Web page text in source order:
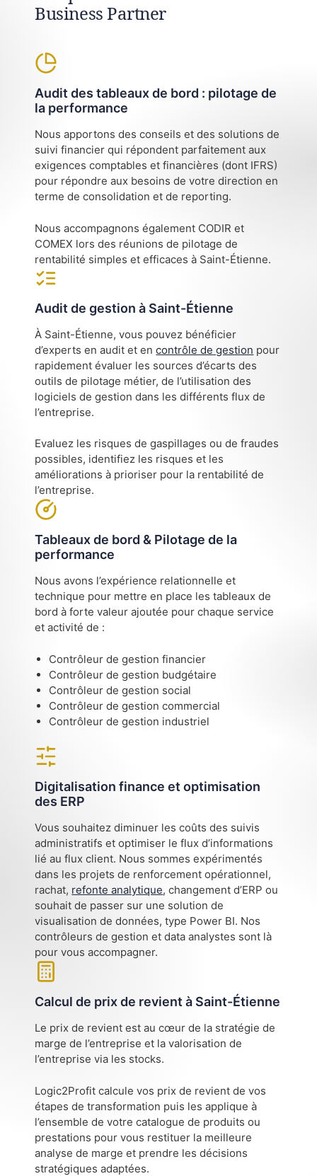
Business Partner
Audit des tableaux de bord : pilotage de
la performance
Nous apportons des conseils et des solutions de
suivi financier qui répondent parfaitement aux
exigences comptables et financières (dont IFRS)
pour répondre aux besoins de votre direction en
terme de consolidation et de reporting.
Nous accompagnons également CODIR et
COMEX lors des réunions de pilotage de
rentabilité simples et efficaces à Saint-Étienne.
Audit de gestion à Saint-Étienne
À Saint-Étienne, vous pouvez bénéficier
d’experts en audit et encontrôle de gestion pour
rapidement évaluer les sources d’écarts des
outils de pilotage métier, de l’utilisation des
logiciels de gestion dans les différents flux de
l’entreprise.
Evaluez les risques de gaspillages ou de fraudes
possibles, identifiez les risques et les
améliorations à prioriser pour la rentabilité de
l’entreprise.
Tableaux de bord & Pilotage de la
performance
Nous avons l’expérience relationnelle et
technique pour mettre en place les tableaux de
bord à forte valeur ajoutée pour chaque service
et activité de :
Contrôleur de gestion financier
Contrôleur de gestion budgétaire
Contrôleur de gestion social
Contrôleur de gestion commercial
Contrôleur de gestion industriel
Digitalisation finance et optimisation
des ERP
Vous souhaitez diminuer les coûts des suivis
administratifs et optimiser le flux d’informations
lié au flux client. Nous sommes expérimentés
dans les projets de renforcement opérationnel,
rachat, refonte analytique, changement d’ERP ou
souhait de passer sur une solution de
visualisation de données, type Power BI. Nos
contrôleurs de gestion et data analystes sont là
pour vous accompagner.
Calcul de prix de revient à Saint-Étienne
Le prix de revient est au cœur de la stratégie de
marge de l’entreprise et la valorisation de
l’entreprise via les stocks.
Logic2Profit calcule vos prix de revient de vos
étapes de transformation puis les applique à
l’ensemble de votre catalogue de produits ou
prestations pour vous restituer la meilleure
analyse de marge et prendre les décisions
stratégiques adaptées.